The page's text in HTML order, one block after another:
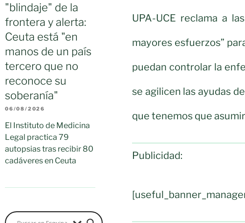
"blindaje" de la
frontera y alerta:
Ceuta está "en
manos de un país
tercero que no
reconoce su
soberanía"
06/08/2026
El Instituto de Medicina
Legal practica 79
autopsias tras recibir 80
cadáveres en Ceuta
UPA-UCE reclama a
mayores esfuerzos”
puedan controlar la
se agilicen las ayudas
que tenemos que
Publicidad: